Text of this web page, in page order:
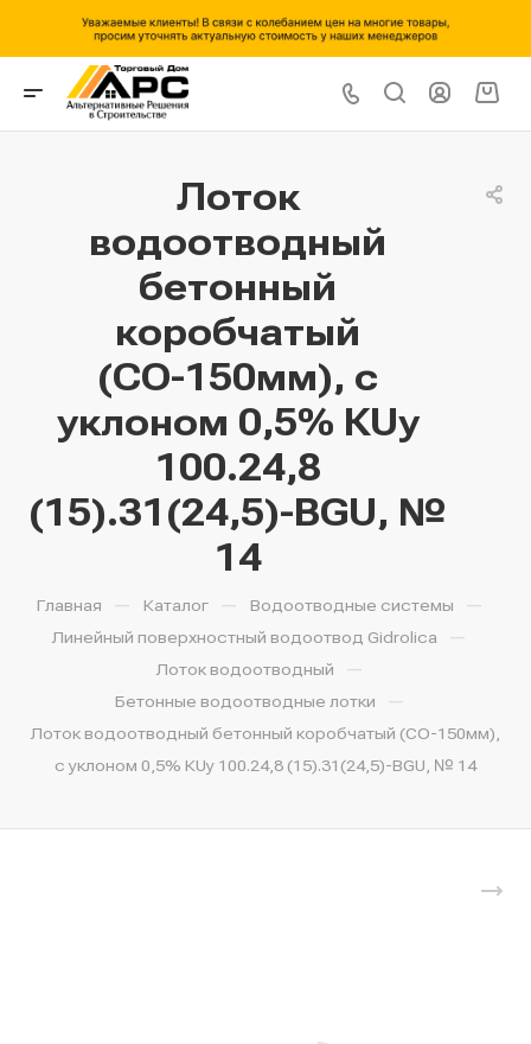
Лоток
водоотводный
бетонный
коробчатый
(СО-150мм), с
уклоном 0,5% КUу
100.24,8
(15).31(24,5)-BGU, №
14
Главная — Каталог — Водоотводные системы —
Линейный поверхностный водоотвод Gidrolica —
Лоток водоотводный —
Бетонные водоотводные лотки —
Лоток водоотводный бетонный коробчатый (СО-150мм),
с уклоном 0,5% КUу 100.24,8 (15).31(24,5)-BGU, № 14